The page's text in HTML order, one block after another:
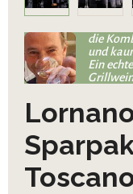
die
und
Ein